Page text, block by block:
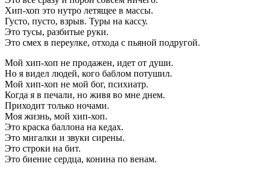
Хип-хоп это нутро летящее в массы.
Густо, пусто, взрыв. Туры на кассу.
Это тусы, разбитые руки.
Это смех в переулке, отхода с пьяной подругой.
Мой хип-хоп не продажен, идет от души.
Но я видел людей, кого баблом потушил.
Мой хип-хоп не мой бог, психиатр.
Когда я в печали, но живя во мне днем.
Приходит только ночами.
Моя жизнь, мой хип-хоп.
Это краска баллона на кедах.
Это мигалки и звуки сирены.
Это строки на бит.
Это биение сердца, конина по венам.